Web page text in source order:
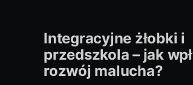
Integracyjne żłobki i
przedszkola – jak
rozwój malucha?